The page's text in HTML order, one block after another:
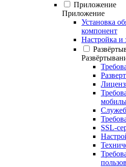
Приложение
Приложение
Установка
компонент
Настройка и
SSL-